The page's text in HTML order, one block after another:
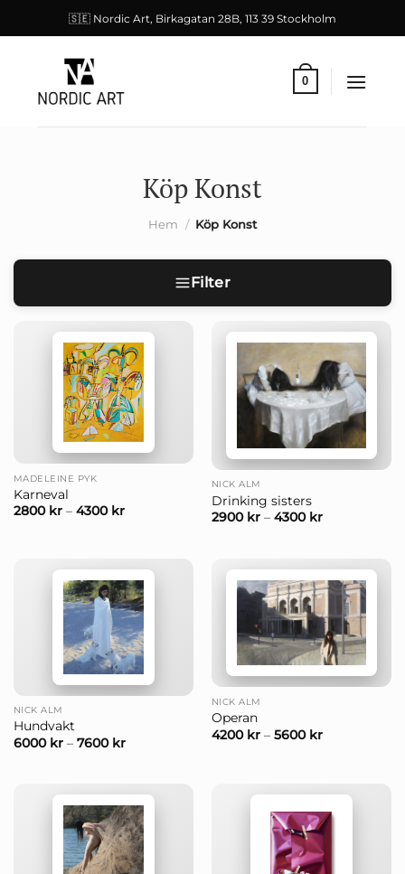
to
🇸🇪 Nordic Art, Birkagatan 28B, 113 39 Stockholm
0
Köp Konst
Hem / Köp Konst
Filter
MADELEINE PYK
Karneval
2800 kr– 4300 kr
NICK ALM
Drinking sisters
2900 kr– 4300 kr
NICK ALM
Hundvakt
6000 kr– 7600 kr
NICK ALM
Operan
4200 kr– 5600 kr